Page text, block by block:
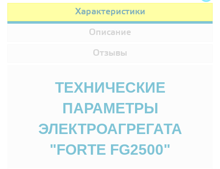
Характеристики
Описание
Отзывы
ТЕХНИЧЕСКИЕ
ПАРАМЕТРЫ
ЭЛЕКТРОАГРЕГАТА
"FORTE FG2500"